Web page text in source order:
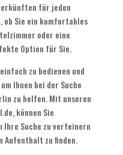
für jeden
ob Sie ein komfortables
oder eine
Option für Sie.
zu bedienen und
Ihnen bei der Suche
zu helfen. Mit unseren
können Sie
Ihre Suche zu verfeinern
Aufenthalt zu finden.